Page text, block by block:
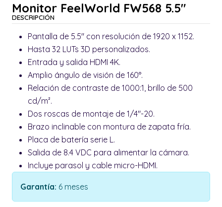
Monitor FeelWorld FW568 5.5"
DESCRIPCIÓN
Pantalla de 5.5" con resolución de 1920 x 1152.
Hasta 32 LUTs 3D personalizados.
Entrada y salida HDMI 4K.
Amplio ángulo de visión de 160°.
Relación de contraste de 1000:1, brillo de 500
cd/m².
Dos roscas de montaje de 1/4"-20.
Brazo inclinable con montura de zapata fría.
Placa de batería serie L.
Salida de 8.4 VDC para alimentar la cámara.
Incluye parasol y cable micro-HDMI.
Garantía: 6 meses